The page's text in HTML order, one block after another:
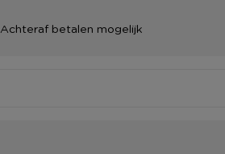
Achteraf betalen mogelijk